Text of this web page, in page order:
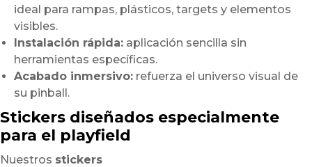
ideal para rampas, plásticos, targets y elementos
visibles.
Instalación rápida: aplicación sencilla sin
herramientas específicas.
Acabado inmersivo: refuerza el universo visual de
su pinball.
Stickers diseñados especialmente
para el playfield
Nuestros stickers